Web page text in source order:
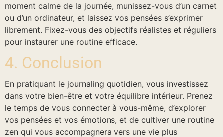
moment calme de la journée, munissez-vous d’un carnet
ou d’un ordinateur, et laissez vos pensées s’exprimer
librement. Fixez-vous des objectifs réalistes et réguliers
pour instaurer une routine efficace.
4. Conclusion
En pratiquant le journaling quotidien, vous investissez
dans votre bien-être et votre équilibre intérieur. Prenez
le temps de vous connecter à vous-même, d’explorer
vos pensées et vos émotions, et de cultiver une routine
zen qui vous accompagnera vers une vie plus